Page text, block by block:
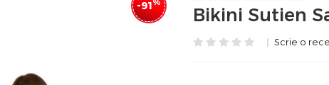
-91%
Bikini Sutien
Scrie o